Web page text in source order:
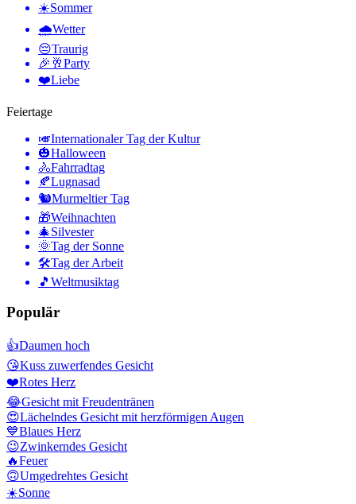
☀️Sommer
🌧Wetter
😔Traurig
🎉🥂Party
❤️Liebe
Feiertage
🎺Internationaler Tag der Kultur
🎃Halloween
🚴Fahrradtag
🍂Lugnasad
🐿Murmeltier Tag
🎁Weihnachten
🎄Silvester
🌞Tag der Sonne
🛠Tag der Arbeit
🎵 Weltmusiktag
Populär
👍Daumen hoch
😘Kuss zuwerfendes Gesicht
❤️Rotes Herz
😂Gesicht mit Freudentränen
😍Lächelndes Gesicht mit herzförmigen Augen
💙Blaues Herz
😉Zwinkerndes Gesicht
🔥Feuer
🙃Umgedrehtes Gesicht
☀️Sonne